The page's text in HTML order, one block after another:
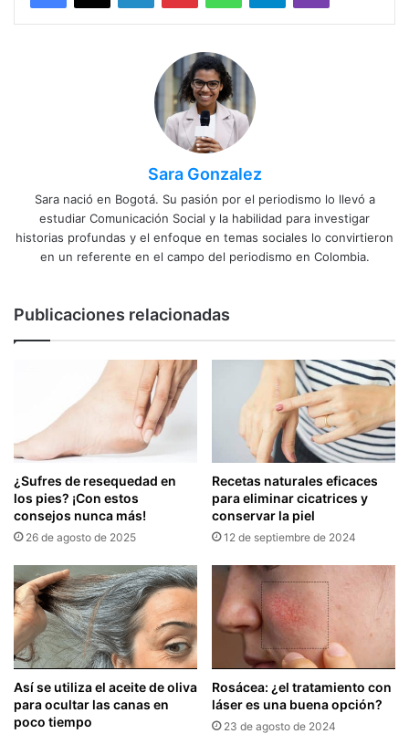
Sara Gonzalez
Sara nació en Bogotá. Su pasión por el periodismo lo llevó a
estudiar Comunicación Social y la habilidad para investigar
historias profundas y el enfoque en temas sociales lo convirtieron
en un referente en el campo del periodismo en Colombia.
Publicaciones relacionadas
¿Sufres de resequedad en
los pies? ¡Con estos
consejos nunca más!
26 de agosto de 2025
Recetas naturales eficaces
para eliminar cicatrices y
conservar la piel
12 de septiembre de 2024
Así se utiliza el aceite de oliva
para ocultar las canas en
poco tiempo
Rosácea: ¿el tratamiento con
láser es una buena opción?
23 de agosto de 2024